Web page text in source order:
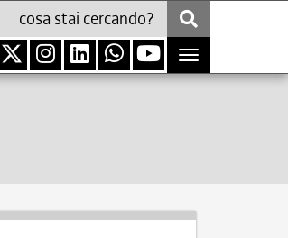
Toggle
navigation